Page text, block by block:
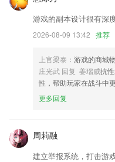
增加草稿箱复制删除分享功能
美颜滤镜新调整，超自然的妆
进一步完善了应有功能，使其
解决了已知的问题，提升稳定性
支持企业级专属通讯工具定制
联系我们
以上就是球王会彩票手机版的
游戏的副本设计很有深
2026-08-09 13:42 推荐
上官梁泰 ：游戏的商城
庄光武 回复 姜瑞威抗
性，帮助玩家在战斗中更
更多回复
周莉融
建立举报系统，打击游